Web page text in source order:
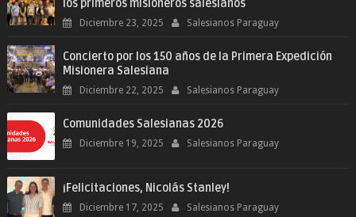
los primeros misioneros salesianos
Diciembre 23, 2025 Salesianos Paraguay
Concierto por los 150 años de la Primera Expedición
Misionera Salesiana
Diciembre 22, 2025 Salesianos Paraguay
Comunidades Salesianas 2026
Diciembre 19, 2025 Salesianos Paraguay
¡Felicitaciones, Nicolás Stanley!
Diciembre 17, 2025 Salesianos Paraguay